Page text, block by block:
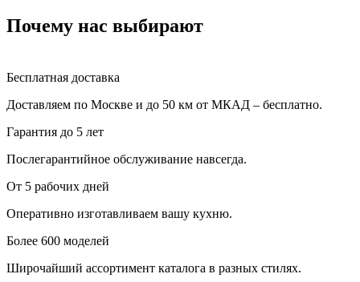
Почему нас выбирают
Бесплатная доставка
Доставляем по Москве и до 50 км от МКАД – бесплатно.
Гарантия до 5 лет
Послегарантийное обслуживание навсегда.
От 5 рабочих дней
Оперативно изготавливаем вашу кухню.
Более 600 моделей
Широчайший ассортимент каталога в разных стилях.